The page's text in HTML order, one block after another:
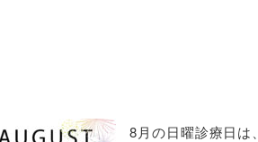
8月の日曜診療日は